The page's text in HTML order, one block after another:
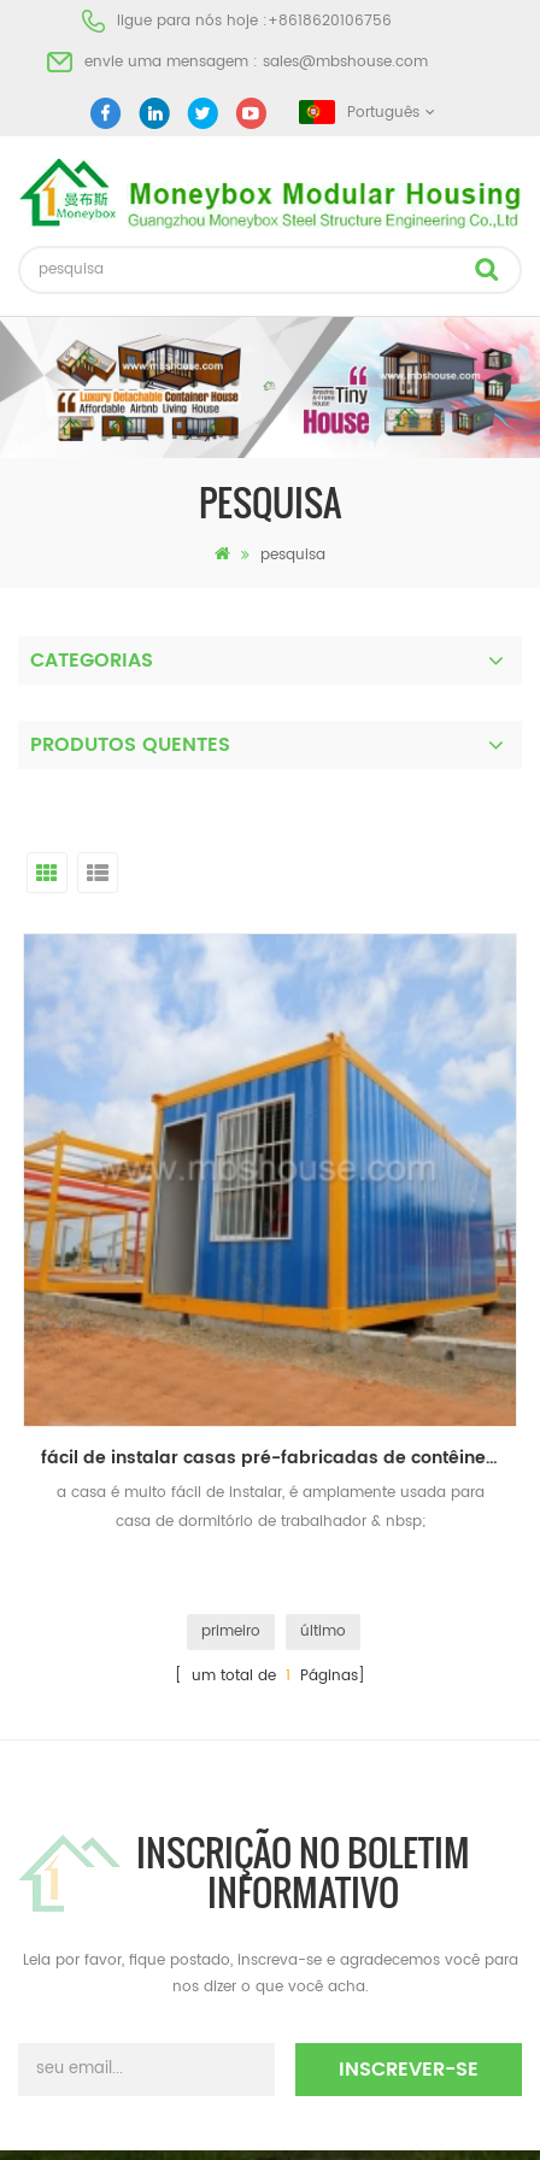
ligue para nós hoje :+8618620106756
envie uma mensagem : sales@mbshouse.com
Português
PESQUISA
pesquisa
CATEGORIAS
PRODUTOS QUENTES
fácil de instalar casas pré-fabricadas de contêineres destacáveis ​​pré-fabricadas
a casa é muito fácil de instalar, é amplamente usada para
casa de dormitório de trabalhador & nbsp;
primeiro
último
[ um total de 1 Páginas]
INSCRIÇÃO NO BOLETIM
INFORMATIVO
Leia por favor, fique postado, inscreva-se e agradecemos você para
nos dizer o que você acha.